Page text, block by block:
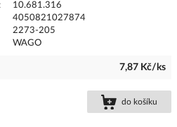
10.681.316
4050821027874
2273-205
WAGO
7,87 Kč/ks
do košíku